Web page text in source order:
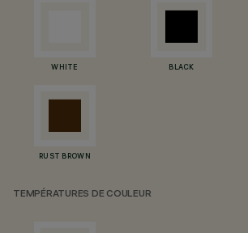
WHITE BLACK
RUST BROWN
TEMPÉRATURES DE COULEUR